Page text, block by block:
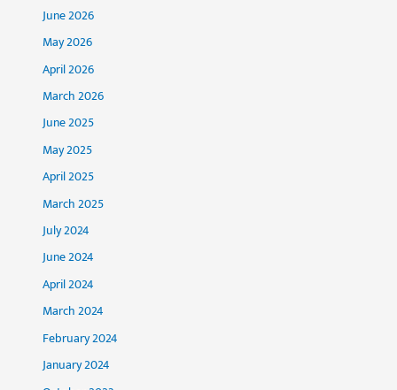
June 2026
May 2026
April 2026
March 2026
June 2025
May 2025
April 2025
March 2025
July 2024
June 2024
April 2024
March 2024
February 2024
January 2024